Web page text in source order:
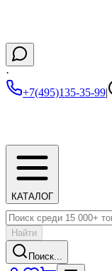
·
+7(495)135-35-99|
КАТАЛОГ
Найти
Поиск...